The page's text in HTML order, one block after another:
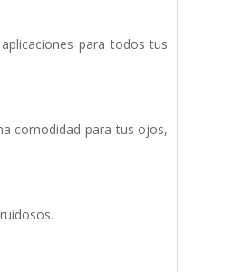
para todos tus
comodidad para tus ojos,